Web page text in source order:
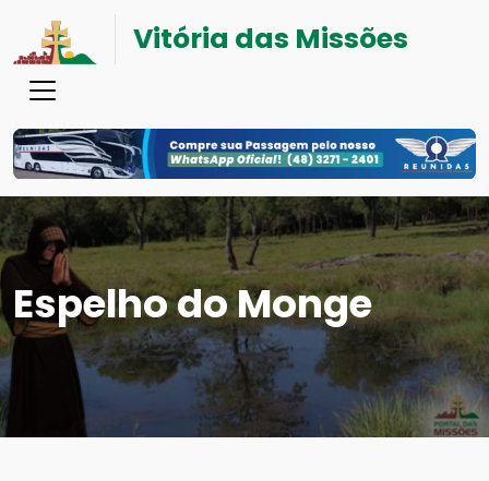
Vitória das Missões
Espelho do Monge